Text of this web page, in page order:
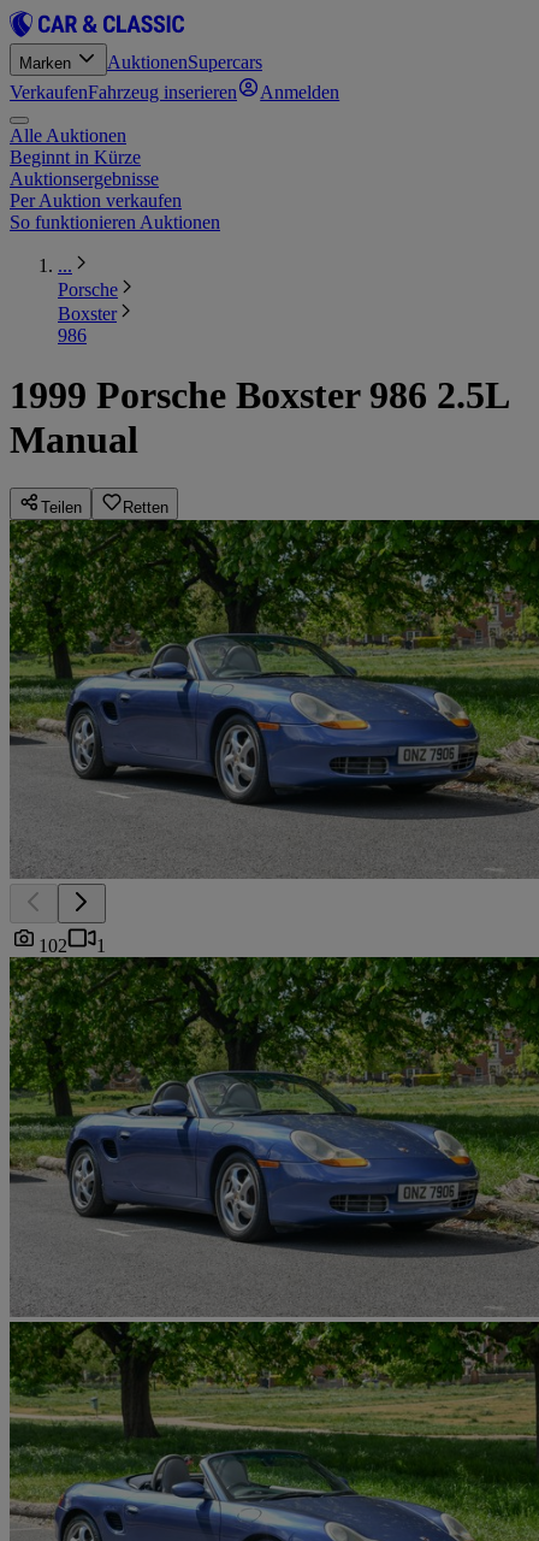
Marken AuktionenSupercars
VerkaufenFahrzeug inserieren Anmelden
Alle Auktionen
Beginnt in Kürze
Auktionsergebnisse
Per Auktion verkaufen
So funktionieren Auktionen
...
Porsche
Boxster
986
1999 Porsche Boxster 986 2.5L
Manual
Teilen Retten
102 1